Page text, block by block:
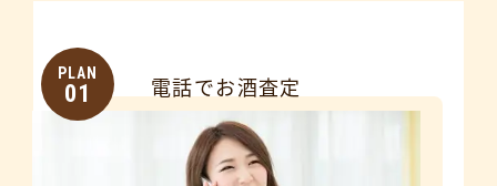
PLAN
01 電話でお酒査定